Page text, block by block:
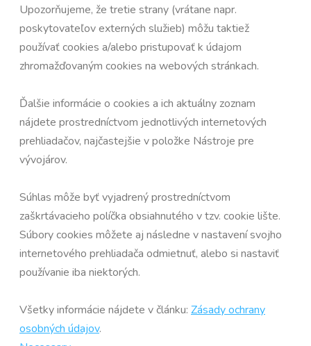
Upozorňujeme, že tretie strany (vrátane napr.
poskytovateľov externých služieb) môžu taktiež
používať cookies a/alebo pristupovať k údajom
zhromažďovaným cookies na webových stránkach.
Ďalšie informácie o cookies a ich aktuálny zoznam
nájdete prostredníctvom jednotlivých internetových
prehliadačov, najčastejšie v položke Nástroje pre
vývojárov.
Súhlas môže byť vyjadrený prostredníctvom
zaškrtávacieho políčka obsiahnutého v tzv. cookie lište.
Súbory cookies môžete aj následne v nastavení svojho
internetového prehliadača odmietnuť, alebo si nastaviť
používanie iba niektorých.
Všetky informácie nájdete v článku: Zásady ochrany
osobných údajov.